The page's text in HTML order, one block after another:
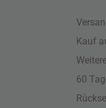
Kauf
60